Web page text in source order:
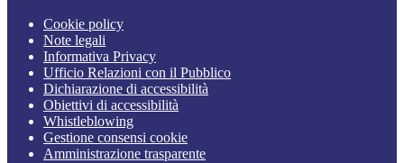
Cookie policy
Note legali
Informativa Privacy
Ufficio Relazioni con il Pubblico
Dichiarazione di accessibilità
Obiettivi di accessibilità
Whistleblowing
Gestione consensi cookie
Amministrazione trasparente